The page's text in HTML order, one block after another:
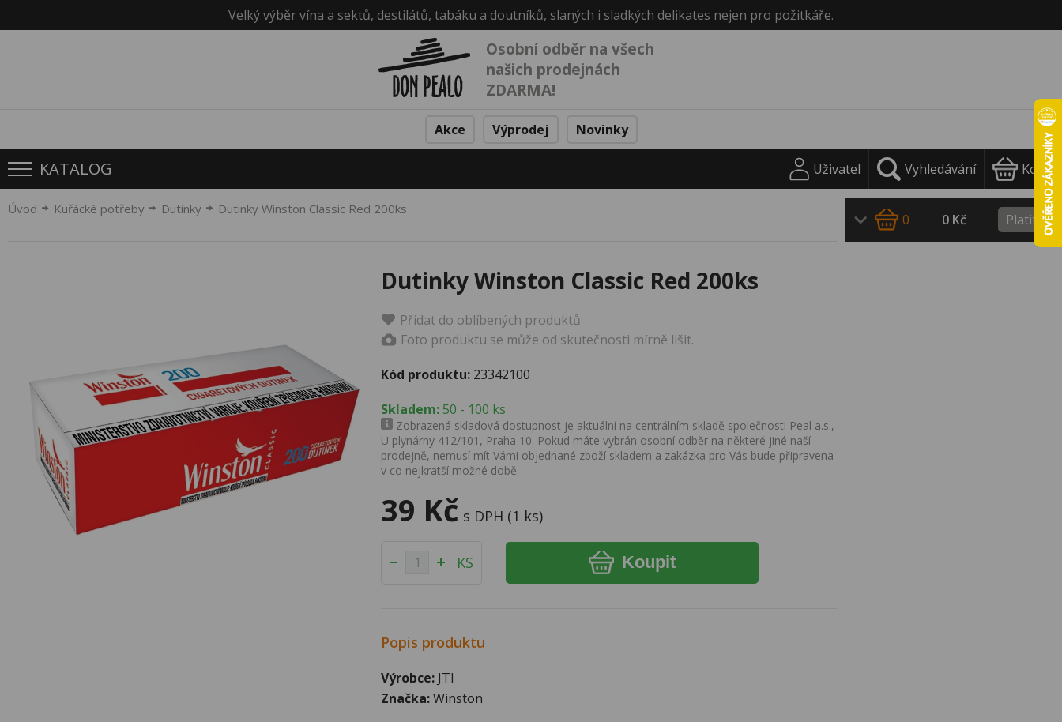
Velký výběr vína a sektů, destilátů, tabáku a doutníků, slaných i sladkých delikates nejen pro požitkáře.
Osobní odběr na všech
našich prodejnách
ZDARMA!
Akce Výprodej Novinky
KATALOG Uživatel Vyhledávání Košík
Úvod Kuřácké potřeby Dutinky Dutinky Winston Classic Red 200ks
Dutinky Winston Classic Red 200ks
Přidat do oblíbených produktů
Foto produktu se může od skutečnosti mírně lišit.
Kód produktu: 23342100
Skladem:50 - 100 ks
Zobrazená skladová dostupnost je aktuální na centrálním skladě společnosti Peal a.s.,
U plynárny 412/101, Praha 10. Pokud máte vybrán osobní odběr na některé jiné naší
prodejně, nemusí mít Vámi objednané zboží skladem a zakázka pro Vás bude připravena
v co nejkratší možné době.
39 Kč s DPH (1 ks)
KS Koupit
Popis produktu
Výrobce: JTI
Značka:Winston
0 0 Kč Platit